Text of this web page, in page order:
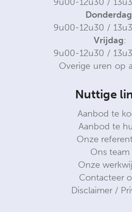
Donderdag
9u00-12u30 /
Vrijdag:
9u00-12u30 /
Overige uren op
Nuttige
Aanbod te
Aanbod te
Onze
Ons team
Onze
Contacteer
Disclaimer /